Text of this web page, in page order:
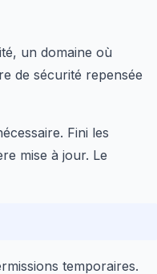
un domaine où
de sécurité repensée
Fini les
mise à jour. Le
temporaires.